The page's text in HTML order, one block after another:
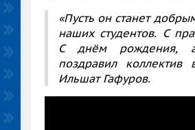
«Пусть он станет
наших студентов. С
С днём рождения,
поздравил коллектив
Ильшат Гафуров.